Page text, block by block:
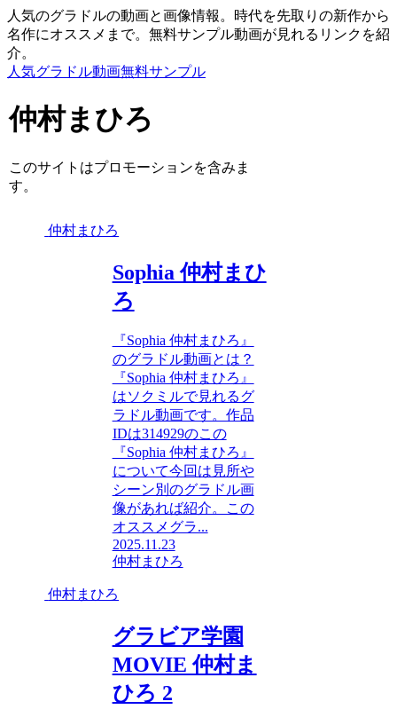
人気のグラドルの動画と画像情報。時代を先取りの新作から
名作にオススメまで。無料サンプル動画が見れるリンクを紹
介。
人気グラドル動画無料サンプル
仲村まひろ
このサイトはプロモーションを含みま
す。
仲村まひろ
Sophia 仲村まひ
ろ
『Sophia 仲村まひろ』
のグラドル動画とは？
『Sophia 仲村まひろ』
はソクミルで見れるグ
ラドル動画です。作品
IDは314929のこの
『Sophia 仲村まひろ』
について今回は見所や
シーン別のグラドル画
像があれば紹介。この
オススメグラ...
2025.11.23
仲村まひろ
仲村まひろ
グラビア学園
MOVIE 仲村ま
ひろ 2